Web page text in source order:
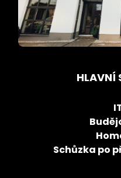
HLAVNÍ
Schůzka po